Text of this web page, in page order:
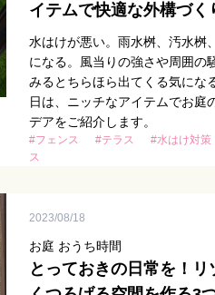
イテムで快適な外構づく
水はけが悪い。雨水桝、汚水桝
になる。風当りの強さや周囲
みるとちらほら出てくる気にな
日は、ニッチなアイテムでお庭
デアをご紹介します。
#フェンス #テラス #水はけ対策
ス
2023/08/18
お庭 おうち時間
とっておきの日常を！